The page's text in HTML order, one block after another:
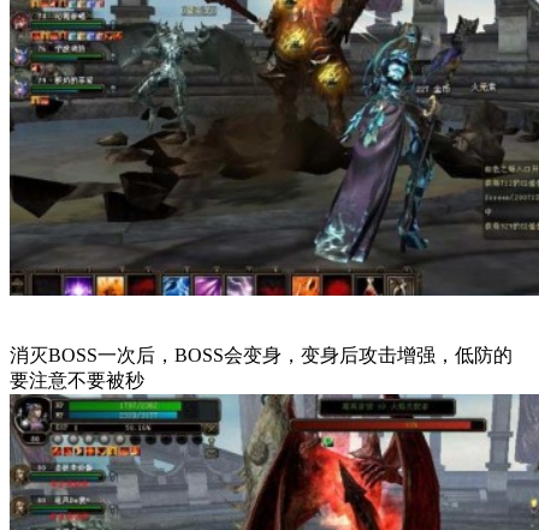
消灭BOSS一次后，BOSS会变身，变身后攻击增强，低防的
要注意不要被秒